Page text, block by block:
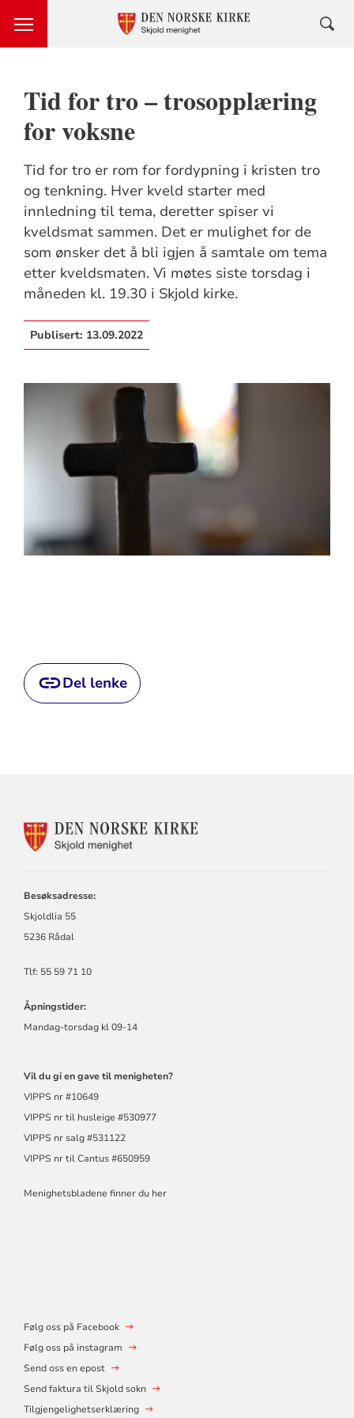
Tid for tro – trosopplæring
for voksne
Tid for tro er rom for fordypning i kristen tro
og tenkning. Hver kveld starter med
innledning til tema, deretter spiser vi
kveldsmat sammen. Det er mulighet for de
som ønsker det å bli igjen å samtale om tema
etter kveldsmaten. Vi møtes siste torsdag i
måneden kl. 19.30 i Skjold kirke.
Publisert: 13.09.2022
Del lenke
KONTAKTINFORMASJON
Besøksadresse:
Skjoldlia 55
5236 Rådal
Tlf: 55 59 71 10
Åpningstider:
Mandag-torsdag kl 09-14
Vil du gi en gave til menigheten?
VIPPS nr #10649
VIPPS nr til husleige #530977
VIPPS nr salg #531122
VIPPS nr til Cantus #650959
Menighetsbladene finner du her
Følg oss på Facebook
Følg oss på instagram
Send oss en epost
Send faktura til Skjold sokn
Tilgjengelighetserklæring